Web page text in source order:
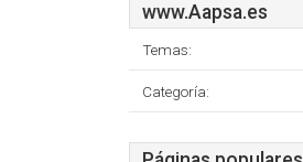
www.Aapsa.es
Temas:
Categoría: